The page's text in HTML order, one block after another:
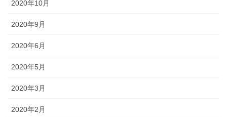
2020年10月
2020年9月
2020年6月
2020年5月
2020年3月
2020年2月